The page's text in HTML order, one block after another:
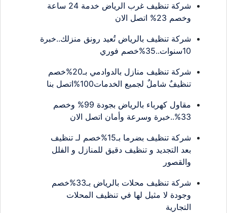
شركة تنظيف غرب الرياض خدمة 24 ساعة
وخصم 23% اتصل الان
شركة تنظيف بالرياض تُعيد رونق منزلك..خبرة
10سنوات..35%خصم فوري
شركة تنظيف منازل بالدوادمي بـ20%خصم
تنظيفٌ شاملٌ لجميع الخدمات100%اتصل بنا
مقاول كهرباء بالرياض بجودة 99% وخصم
33%..خبرة وسرعة وأمان اتصل الان
شركة تنظيف بضرما بـ15%خصم لـ تنظيف
بعد التجديد و تنظيف دقيق للمنازل و الفلل
والقصور
شركة تنظيف محلات بالرياض بـ33%خصم
وجودة لا مثيل لها في تنظيف المحلات
التجارية